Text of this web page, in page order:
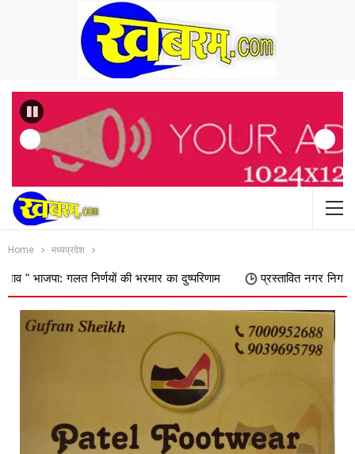
Previous
Home मध्यप्रदेश
निर्णयों की भरमार का दुष्परिणाम प्रस्तावित नगर निगम में शामिल किए